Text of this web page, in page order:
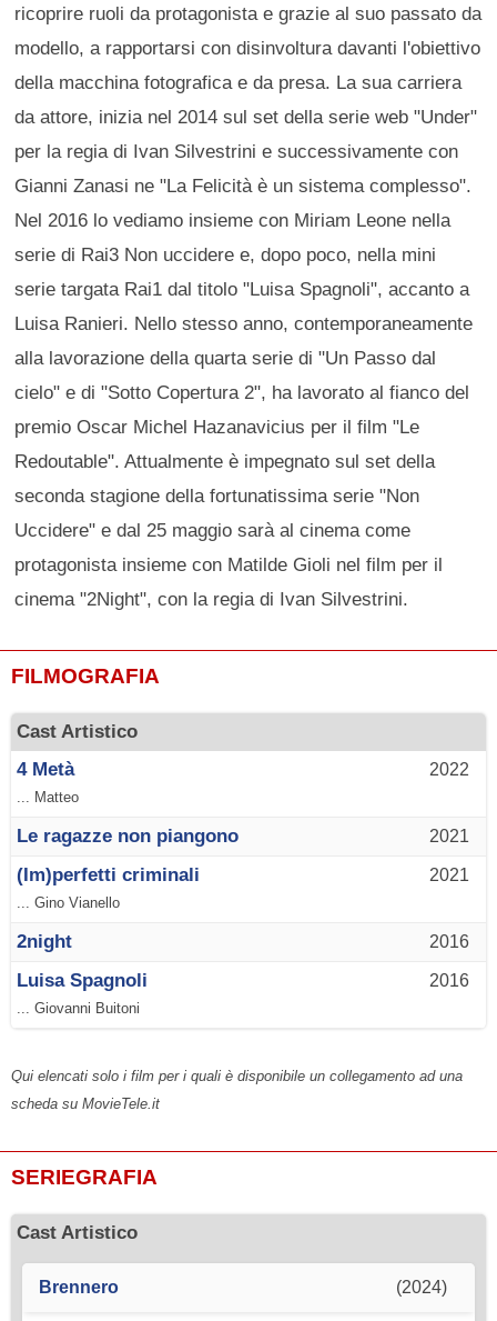
ricoprire ruoli da protagonista e grazie al suo passato da
modello, a rapportarsi con disinvoltura davanti l'obiettivo
della macchina fotografica e da presa. La sua carriera
da attore, inizia nel 2014 sul set della serie web "Under"
per la regia di Ivan Silvestrini e successivamente con
Gianni Zanasi ne "La Felicità è un sistema complesso".
Nel 2016 lo vediamo insieme con Miriam Leone nella
serie di Rai3 Non uccidere e, dopo poco, nella mini
serie targata Rai1 dal titolo "Luisa Spagnoli", accanto a
Luisa Ranieri. Nello stesso anno, contemporaneamente
alla lavorazione della quarta serie di "Un Passo dal
cielo" e di "Sotto Copertura 2", ha lavorato al fianco del
premio Oscar Michel Hazanavicius per il film "Le
Redoutable". Attualmente è impegnato sul set della
seconda stagione della fortunatissima serie "Non
Uccidere" e dal 25 maggio sarà al cinema come
protagonista insieme con Matilde Gioli nel film per il
cinema "2Night", con la regia di Ivan Silvestrini.
FILMOGRAFIA
Cast Artistico
2022
4 Metà
... Matteo
2021
Le ragazze non piangono
2021
(Im)perfetti criminali
... Gino Vianello
2016
2night
2016
Luisa Spagnoli
... Giovanni Buitoni
Qui elencati solo i film per i quali è disponibile un collegamento ad una
scheda su MovieTele.it
SERIEGRAFIA
Cast Artistico
Brennero (2024)